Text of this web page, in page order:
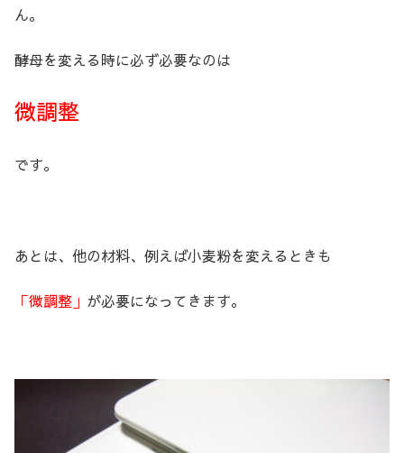
ん。
酵母を変える時に必ず必要なのは
微調整
です。
あとは、他の材料、例えば小麦粉を変えるときも
「微調整」 が必要になってきます。